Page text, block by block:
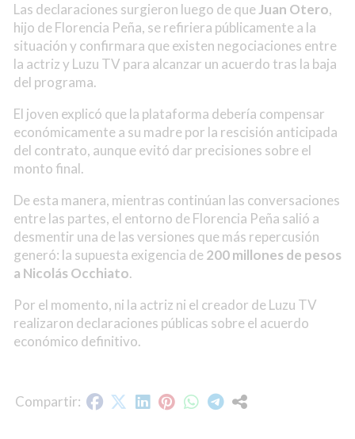
Las declaraciones surgieron luego de queJuan Otero,
hijo de Florencia Peña, se refiriera públicamente a la
situación y confirmara que existen negociaciones entre
la actriz y Luzu TV para alcanzar un acuerdo tras la baja
del programa.
El joven explicó que la plataforma debería compensar
económicamente a su madre por la rescisión anticipada
del contrato, aunque evitó dar precisiones sobre el
monto final.
De esta manera, mientras continúan las conversaciones
entre las partes, el entorno de Florencia Peña salió a
desmentir una de las versiones que más repercusión
generó: la supuesta exigencia de200 millones de pesos
a Nicolás Occhiato.
Por el momento, ni la actriz ni el creador de Luzu TV
realizaron declaraciones públicas sobre el acuerdo
económico definitivo.